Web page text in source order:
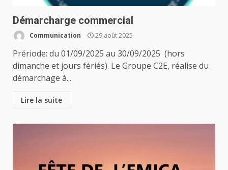
Démarcharge commercial
Communication 29 août 2025
Prériode: du 01/09/2025 au 30/09/2025 (hors
dimanche et jours fériés). Le Groupe C2E, réalise du
démarchage à...
Lire la suite